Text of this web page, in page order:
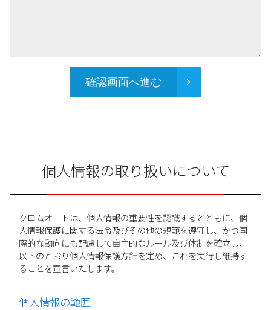
確認画面へ進む
個人情報の取り扱いについて
クロムオートは、個人情報の重要性を認識するとともに、個
人情報保護に関する法令及びその他の規範を遵守し、かつ国
際的な動向にも配慮して自主的なルール及び体制を確立し、
以下のとおり個人情報保護方針を定め、これを実行し維持す
ることを宣言いたします。
個人情報の範囲